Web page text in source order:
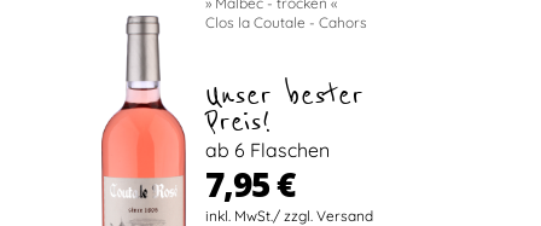
Clos la Coutale - Cahors
Unser bester
Preis!
ab 6 Flaschen
7,95 €